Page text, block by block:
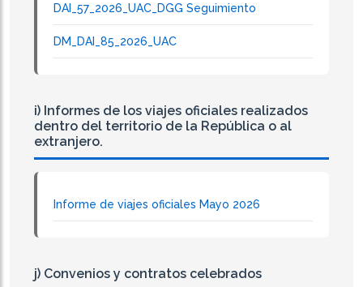
DAI_57_2026_UAC_DGG Seguimiento
DM_DAI_85_2026_UAC
i) Informes de los viajes oficiales realizados
dentro del territorio de la República o al
extranjero.
Informe de viajes oficiales Mayo 2026
j) Convenios y contratos celebrados